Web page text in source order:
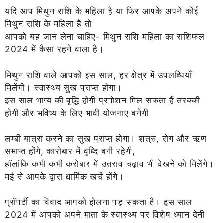
यदि आप मिथुन राशि के महिला है या फिर आपके अपने कोई
मिथुन राशि के महिला है तो
आपको यह जान लेना चाहिए- मिथुन राशि महिला का राशिफल
2024 में कैसा रहने वाला है।
मिथुन राशि वाले आपको इस साल, हर क्षेत्र में उपलब्धियाँ
मिलेंगी। स्वास्थ्य सुख प्राप्त होगा।
इस साल भाग्य की वृद्धि होगी प्रमोशन मिल सकता हैं तरक्की
होगी और भविष्य के लिए भावी योजनाए बनेगी
लम्बी यात्रा करने का सुख प्राप्त होगा। शत्रु, रोग और ऋण
समाप्त होंगे, कारोबार में वृध्दि बनी रहेगी,
हॉलांकि कभी कभी करोबार में उतराव चढ़ाव भी देखने को मिलेंगे।
मई से आपके द्वारा धार्मिक खर्चे होंगे।
प्रॉपर्टी का विवाद आपको झेलना पड़ सकता हैं। इस साल
2024 में आपको अपने माता के स्वास्थ्य पर विशेष ध्यान देनी